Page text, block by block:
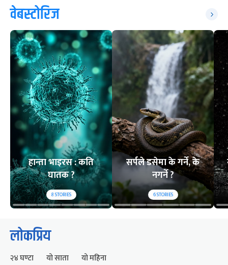
वेबस्टोरिज
हान्ता भाइरस : कति
घातक ?
8STORIES
सर्पले डसेमा के गर्ने, के
नगर्ने ?
6STORIES
लोकप्रिय
२४ घण्टा यो साता यो महिना